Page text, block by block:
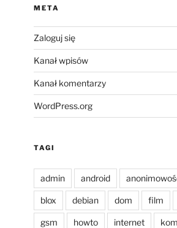
META
Zaloguj się
Kanał wpisów
Kanał komentarzy
WordPress.org
TAGI
admin android
blox debian dom film
gsm howto internet